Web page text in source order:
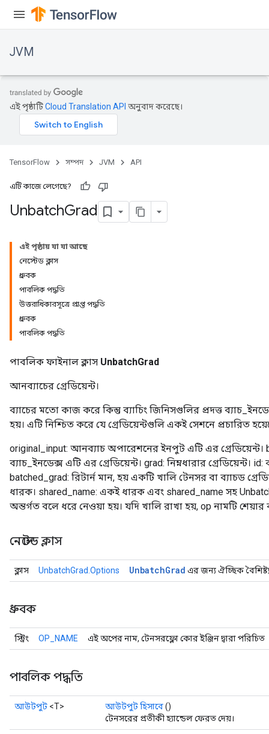
JVM
এই পৃষ্ঠাটিCloud Translation API অনুবাদ করেছে।
TensorFlow সম্পদ JVM API
এটি কাজে লেগেছে?
UnbatchGrad
এই পৃষ্ঠায় যা যা আছে
নেস্টেড ক্লাস
ধ্রুবক
পাবলিক পদ্ধতি
উত্তরাধিকারসূত্রে প্রাপ্ত পদ্ধতি
ধ্রুবক
পাবলিক পদ্ধতি
পাবলিক ফাইনাল ক্লাস UnbatchGrad
আনব্যাচের গ্রেডিয়েন্ট।
ব্যাচের মতো কাজ করে কিন্তু ব্যাচিং জিনিসগুলির প্রদত্ত
হয়। এটি নিশ্চিত করে যে গ্রেডিয়েন্টগুলি একই সেশনে প্রচারিত
original_input: আনব্যাচ অপারেশনের ইনপুট এটি এর
ব্যাচ_ইনডেক্স এটি এর গ্রেডিয়েন্ট। grad: নিম্নধারার গ্রেডিয়েন্ট। id:
batched_grad: রিটার্ন মান, হয় একটি খালি টেনসর বা ব্যাচড
ধারক। shared_name: একই ধারক এবং shared_name সহ
অন্তর্গত বলে ধরে নেওয়া হয়। যদি খালি রাখা হয়, op নামটি শেয়ার
নেস্টেড ক্লাস
ক্লাস UnbatchGrad.Options UnbatchGrad এর জন্য ঐচ্ছিক
ধ্রুবক
স্ট্রিং OP_NAME এই অপের নাম, টেনসরফ্লো কোর ইঞ্জিন দ্বারা পরিচিত
পাবলিক পদ্ধতি
আউটপুট <T> আউটপুট হিসাবে()
টেনসরের প্রতীকী হ্যান্ডেল ফেরত দেয়।